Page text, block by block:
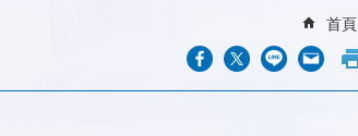
首頁